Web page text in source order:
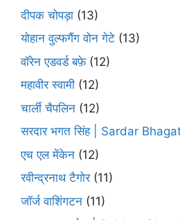
दीपक चोपड़ा (13)
योहान वुल्फगैंग वोन गेटे (13)
वॉरेन एडवर्ड बफ़े(12)
महावीर स्वामी (12)
चार्ली चैपलिन (12)
सरदार भगत सिंह | Sardar
एच एल मेंकेन (12)
रवीन्द्रनाथ टैगोर(11)
जॉर्ज वाशिंगटन (11)